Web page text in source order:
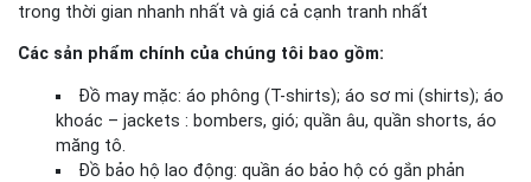
trong thời gian nhanh nhất và giá cả cạnh tranh nhất
Các sản phẩm chính của chúng tôi bao gồm:
Đồ may mặc: áo phông (T-shirts); áo sơ mi (shirts); áo
khoác – jackets : bombers, gió; quần âu, quần shorts, áo
măng tô.
Đồ bảo hộ lao động: quần áo bảo hộ có gắn phản